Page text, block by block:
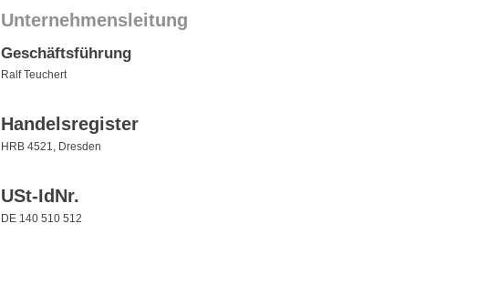
Unternehmensleitung
Geschäftsführung
Ralf Teuchert
Handelsregister
HRB 4521, Dresden
USt-IdNr.
DE 140 510 512